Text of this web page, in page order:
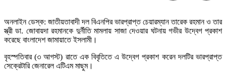
অনলাইন ডেস্ক: জাতীয়তাবাদী দল বিএনপির ভারপ্রাপ্ত চেয়ারম্যান তারেক রহমান ও তার
স্ত্রী ডা. জোবায়দা রহমানকে দুর্নীতি মামলায় সাজা দেওয়ার ঘটনায় গভীর উদ্বেগ প্রকাশ
করেছে বাংলাদেশ জামায়াতে ইসলামী।
বৃহস্পতিবার (৩ আগস্ট) রাতে এক বিবৃতিতে এ উদ্বেগ প্রকাশ করেন দলটির ভারপ্রাপ্ত
সেক্রেটারি জেনারেল এটিএম মাছুম।